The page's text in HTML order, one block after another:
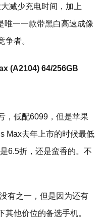
减少充电时间，加上
唯一一款带黑白高速成像
争者。
(A2104) 64/256GB
，低配6099，但是苹果
Max去年上市的时候最低
6.5折，还是蛮香的。不
有之一，但是因为还有
他价位的备选手机。